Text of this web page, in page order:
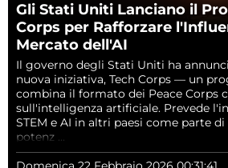
Gli Stati Uniti Lanciano il
Corps per Rafforzare
Mercato dell'AI
Il governo degli Stati Uniti ha
nuova iniziativa, Tech Corps — un
combina il formato dei Peace Corps
sull'intelligenza artificiale. Prevede
STEM e AI in altri paesi come parte
potenz ...